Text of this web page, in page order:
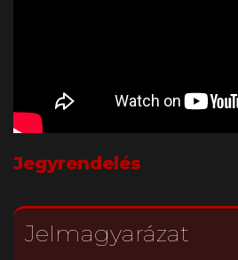
Jegyrendelés
Jelmagyarázat